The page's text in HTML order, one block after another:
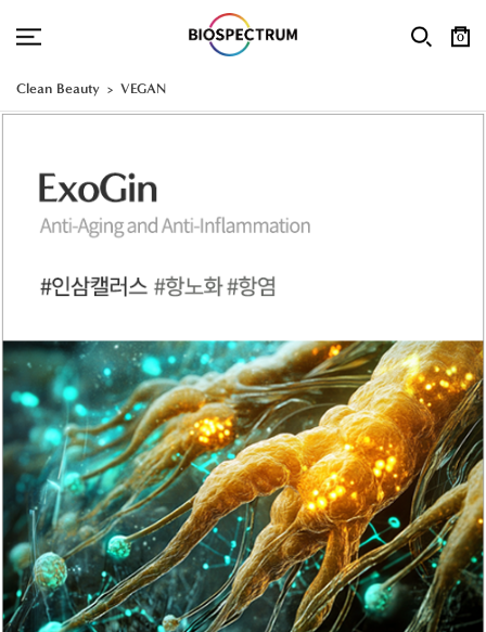
0
Clean Beauty VEGAN